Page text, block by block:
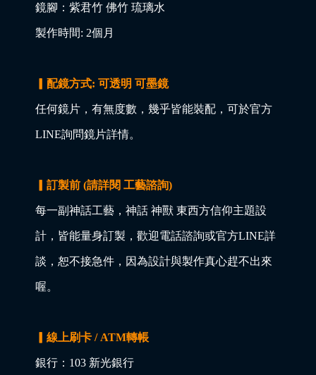
鏡腳：紫君竹 佛竹 琉璃水
製作時間: 2個月
▎配鏡方式: 可透明 可墨鏡
任何鏡片，有無度數，幾乎皆能裝配，可於官方
LINE詢問鏡片詳情。
▎訂製前 (請詳閱 工藝諮詢)
每一副神話工藝，神話 神獸 東西方信仰主題設
計，皆能量身訂製，歡迎電話諮詢或官方LINE詳
談，恕不接急件，因為設計與製作真心趕不出來
喔。
▎線上刷卡 / ATM轉帳
銀行：103 新光銀行